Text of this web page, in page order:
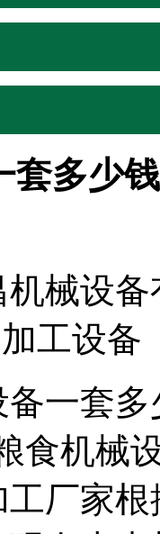
套多少
机械设
工设备
套多
食机械
厂家